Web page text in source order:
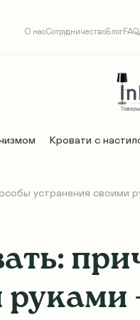
О насСотрудничествоБлогFAQ
Кровати с
устранения своими
руками